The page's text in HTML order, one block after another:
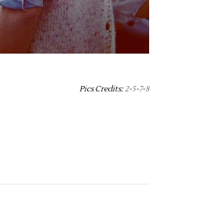
Pics Credits: 2-5-7-8